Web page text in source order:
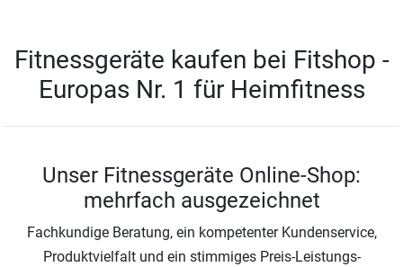
Fitnessgeräte kaufen bei Fitshop -
Europas Nr. 1 für Heimfitness
Unser Fitnessgeräte Online-Shop:
mehrfach ausgezeichnet
Fachkundige Beratung, ein kompetenter Kundenservice,
Produktvielfalt und ein stimmiges Preis-Leistungs-